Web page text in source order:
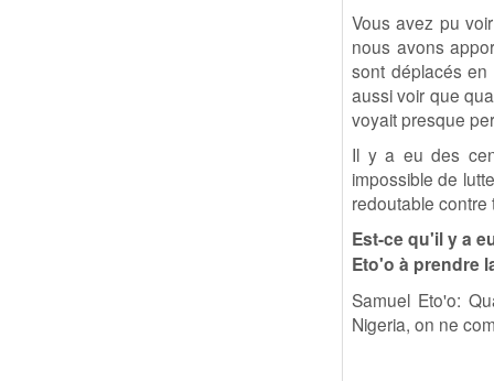
Vous avez pu
nous avons
sont déplacés
aussi voir que
voyait presque
Il y a eu des
impossible de
redoutable
Est-ce qu'il y a
Eto'o à prendre
Samuel Eto'o:
Nigeria, on ne